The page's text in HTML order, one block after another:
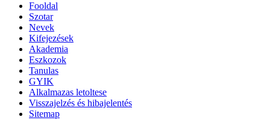
Fooldal
Szotar
Nevek
Kifejezések
Akademia
Eszkozok
Tanulas
GYIK
Alkalmazas letoltese
Visszajelzés és hibajelentés
Sitemap